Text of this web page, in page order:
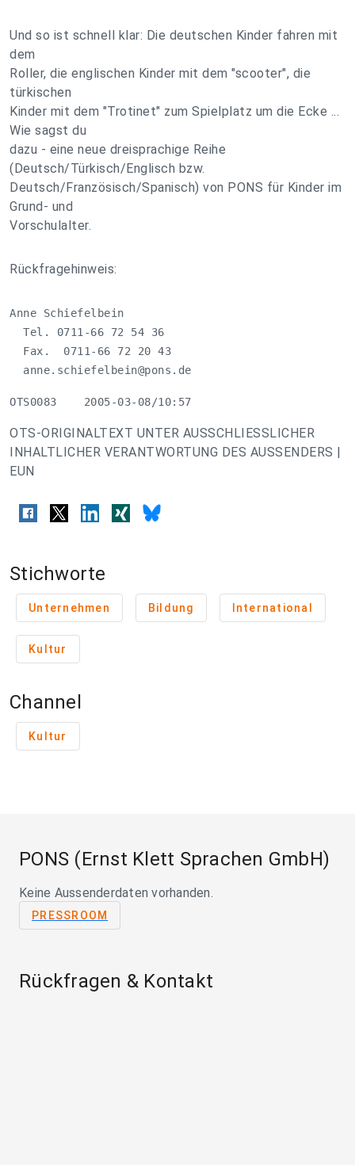
Und so ist schnell klar: Die deutschen Kinder fahren mit
dem
Roller, die englischen Kinder mit dem "scooter", die
türkischen
Kinder mit dem "Trotinet" zum Spielplatz um die Ecke ...
Wie sagst du
dazu - eine neue dreisprachige Reihe
(Deutsch/Türkisch/Englisch bzw.
Deutsch/Französisch/Spanisch) von PONS für Kinder im
Grund- und
Vorschulalter.
Rückfragehinweis:
Anne Schiefelbein
  Tel. 0711-66 72 54 36
  Fax.  0711-66 72 20 43
anne.schiefelbein@pons.de
OTS0083    2005-03-08/10:57
OTS-ORIGINALTEXT UNTER AUSSCHLIESSLICHER
INHALTLICHER VERANTWORTUNG DES AUSSENDERS |
EUN
Stichworte
Unternehmen Bildung International
Kultur
Channel
Kultur
PONS (Ernst Klett Sprachen GmbH)
Keine Aussenderdaten vorhanden.
PRESSROOM
Rückfragen & Kontakt